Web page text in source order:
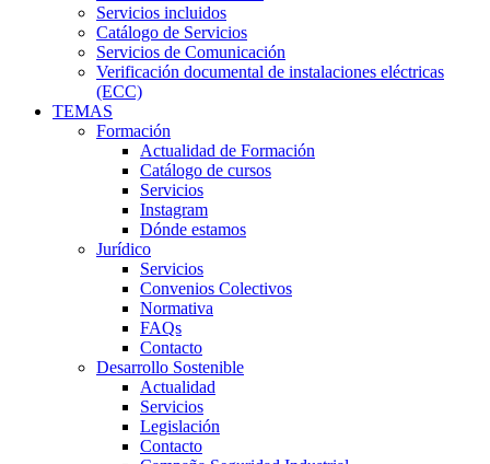
Servicios incluidos
Catálogo de Servicios
Servicios de Comunicación
Verificación documental de instalaciones eléctricas
(ECC)
TEMAS
Formación
Actualidad de Formación
Catálogo de cursos
Servicios
Instagram
Dónde estamos
Jurídico
Servicios
Convenios Colectivos
Normativa
FAQs
Contacto
Desarrollo Sostenible
Actualidad
Servicios
Legislación
Contacto